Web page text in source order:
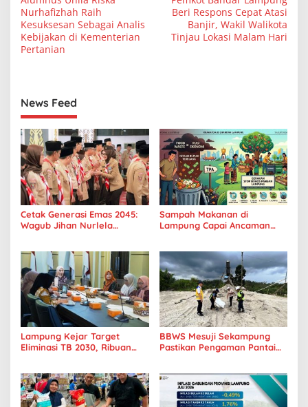
a
v
i
s
i
p
o
s
Nurhafizhah Raih
Kesuksesan Sebagai Analis
Kebijakan di Kementerian
Pertanian
Beri Respons Cepat Atasi
Banjir, Wakil Walikota
Tinjau Lokasi Malam Hari
News Feed
Cetak Generasi Emas 2045:
Wagub Jihan Nurlela
Era Digital
Sampah Makanan di
Lampung Capai Ancaman
Pangan
Lampung Kejar Target
Eliminasi TB 2030, Ribuan
BBWS Mesuji Sekampung
Pastikan Pengaman Pantai